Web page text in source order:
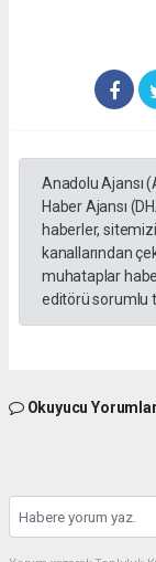
Anadolu Ajansı
Haber Ajansı
haberler,
kanallarından
muhataplar
editörü sorumlu
Okuyucu